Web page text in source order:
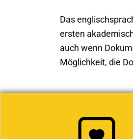
Das
ersten
auch wenn
Möglichkeit, die